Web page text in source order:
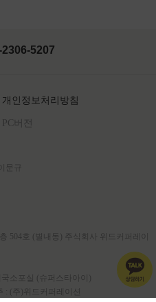
5207
개인정보처리방침
PC버전
문규
504호 (별내동) 주식회사 위드커퍼레이
국소포실 (슈퍼스타아이)
: (주)위드커퍼레이션